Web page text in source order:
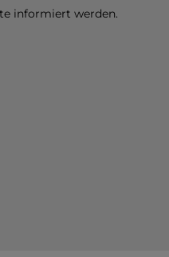
informiert werden.